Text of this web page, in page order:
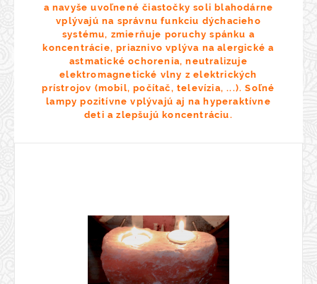
a navyše uvoľnené čiastočky soli blahodárne
vplývajú na správnu funkciu dýchacieho
systému, zmierňuje poruchy spánku a
koncentrácie, priaznivo vplýva na alergické a
astmatické ochorenia, neutralizuje
elektromagnetické vlny z elektrických
prístrojov (mobil, počítač, televízia, ...). Soľné
lampy pozitívne vplývajú aj na hyperaktívne
deti a zlepšujú koncentráciu.